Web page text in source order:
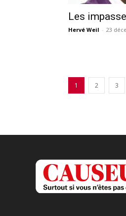
Les
Hervé Weil - 23
1 2 3